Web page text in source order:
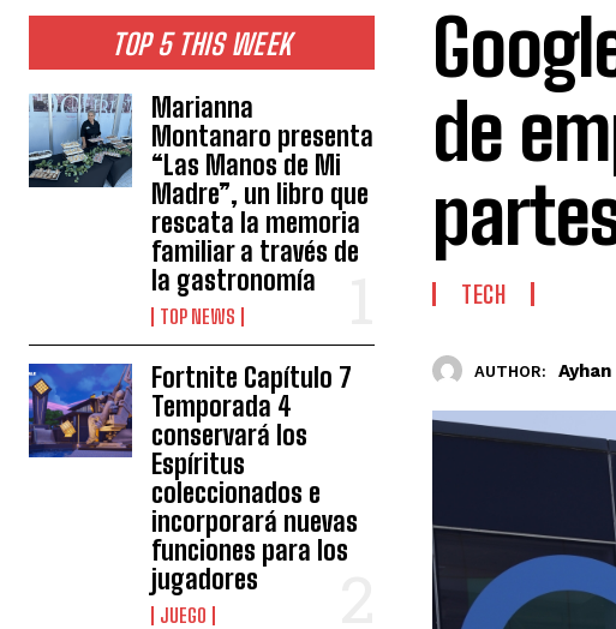
TOP 5 THIS WEEK
Marianna
Montanaro presenta
“Las Manos de Mi
Madre”, un libro que
rescata la memoria
familiar a través de
la gastronomía
TOP NEWS
Fortnite Capítulo 7
Temporada 4
conservará los
Espíritus
coleccionados e
incorporará nuevas
funciones para los
jugadores
JUEGO
de
TECH
AUTHOR: Ayhan